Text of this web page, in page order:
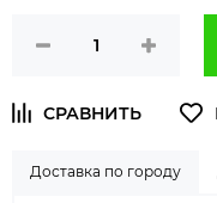
Доставка по городу